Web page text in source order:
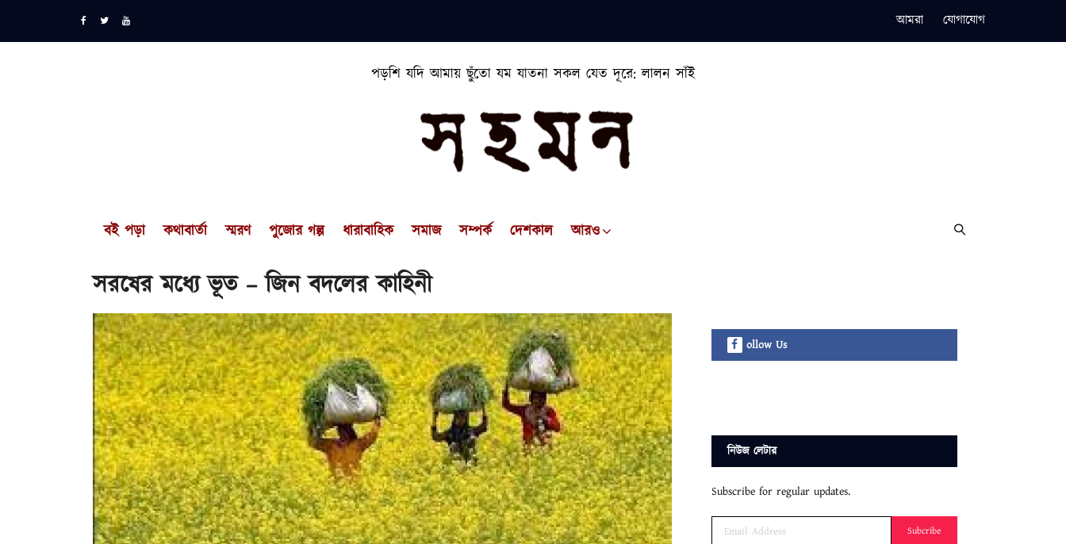
আমরা যোগাযোগ
পড়শি যদি আমায় ছুঁতো যম যাতনা সকল যেত দূরে: লালন সাঁই
বই পড়া কথাবার্তা স্মরণ পুজোর গল্প ধারাবাহিক সমাজ সম্পর্ক দেশকাল আরও
সরষের মধ্যে ভূত – জিন বদলের কাহিনী
ollow Us
নিউজ লেটার
Subscribe for regular updates.
Subcribe